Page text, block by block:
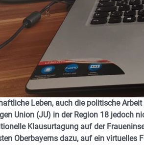
Leben, auch die politische
Union (JU) in der Region 18 jedoch
Klausurtagung auf der
Oberbayerns dazu, auf ein